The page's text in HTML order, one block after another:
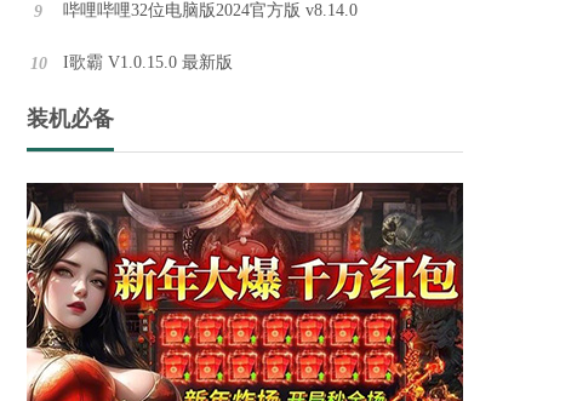
9 哔哩哔哩32位电脑版2024官方版 v8.14.0
10 I歌霸 V1.0.15.0 最新版
装机必备
Winkawaks街机模拟器 V1.65
Winkawaks街机模拟器是最好的街机模拟器之一，支持的基板有CPS1、2和NEOGEO，运行速度和画面效果特棒，做了简单修改，增加了一个注释事项的提示区，修改了界面的美观程度。
拳皇99金手指无限血 V1.1.2
在这款经典格斗游戏中，你将能够重温那些街机厅的岁月。拳皇99金手指无限血汇集了《拳皇94》至《拳皇97》的精华，让你尽情享受拳拳到肉的战斗快感。